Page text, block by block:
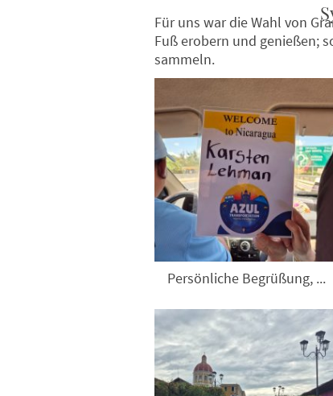
Für uns war die Wahl von
Fuß erobern und genießen;
sammeln.
Persönliche Begrüßung, ...